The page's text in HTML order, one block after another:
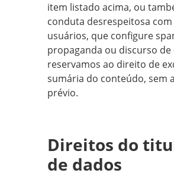
item listado acima, ou
conduta desrespeitosa
usuários, que configure
propaganda ou discurso de
reservamos ao direito de
sumária do conteúdo, sem
prévio.
Direitos do
de dados